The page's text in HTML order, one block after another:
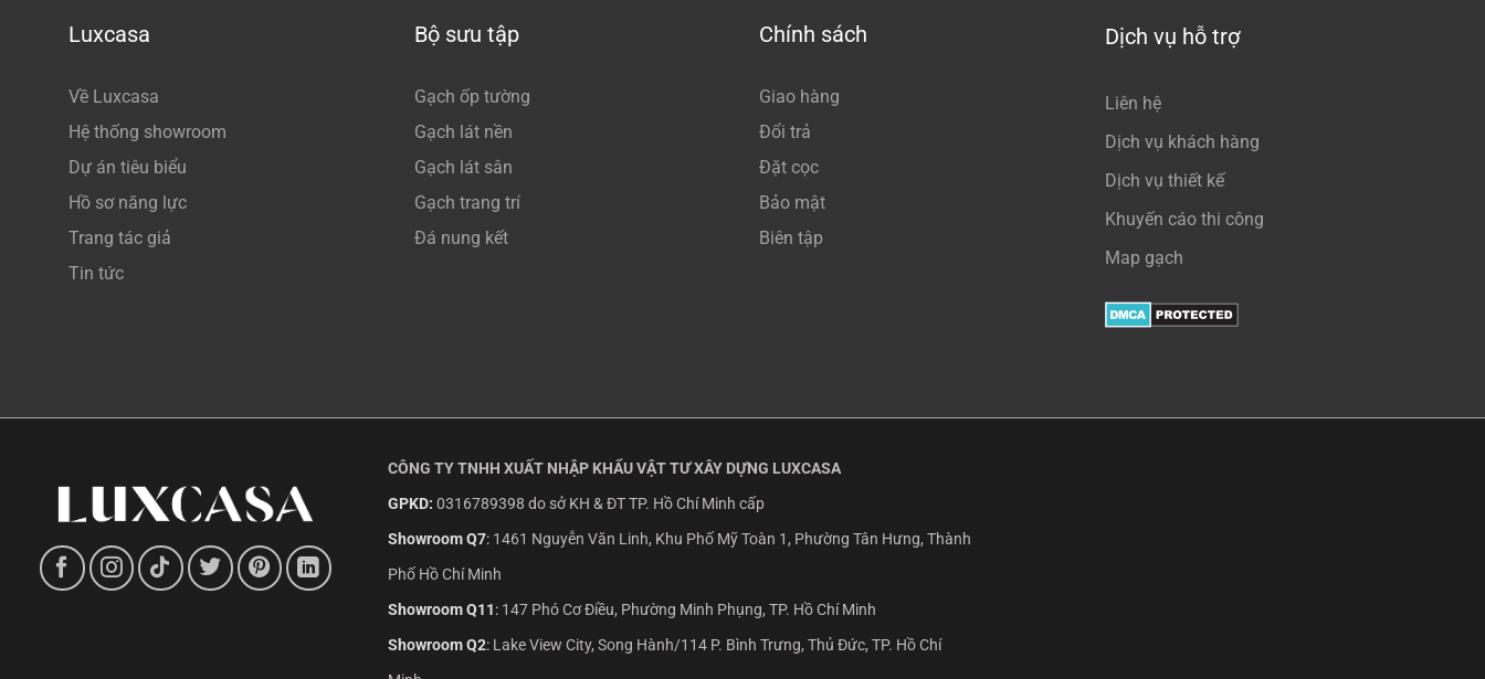
Luxcasa
Về Luxcasa
Hệ thống showroom
Dự án tiêu biểu
Hồ sơ năng lực
Trang tác giả
Tin tức
Bộ sưu tập
Gạch ốp tường
Gạch lát nền
Gạch lát sân
Gạch trang trí
Đá nung kết
Chính sách
Giao hàng
Đổi trả
Đặt cọc
Bảo mật
Biên tập
Dịch vụ hỗ trợ
Liên hệ
Dịch vụ khách hàng
Dịch vụ thiết kế
Khuyến cáo thi công
Map gạch
CÔNG TY TNHH XUẤT NHẬP KHẨU VẬT TƯ XÂY DỰNG LUXCASA
GPKD: 0316789398 do sở KH & ĐT TP. Hồ Chí Minh cấp
Showroom Q7: 1461 Nguyễn Văn Linh, Khu Phố Mỹ Toàn 1, Phường Tân Hưng, Thành
Phố Hồ Chí Minh
Showroom Q11: 147 Phó Cơ Điều, Phường Minh Phụng, TP. Hồ Chí Minh
Showroom Q2: Lake View City, Song Hành/114 P. Bình Trưng, Thủ Đức, TP. Hồ Chí